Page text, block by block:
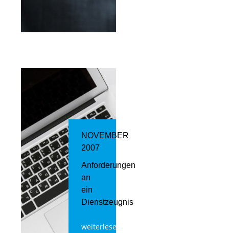
NOVEMBER
2007
Anforderungen
an
ein
Dienstzeugnis
weiterlesen